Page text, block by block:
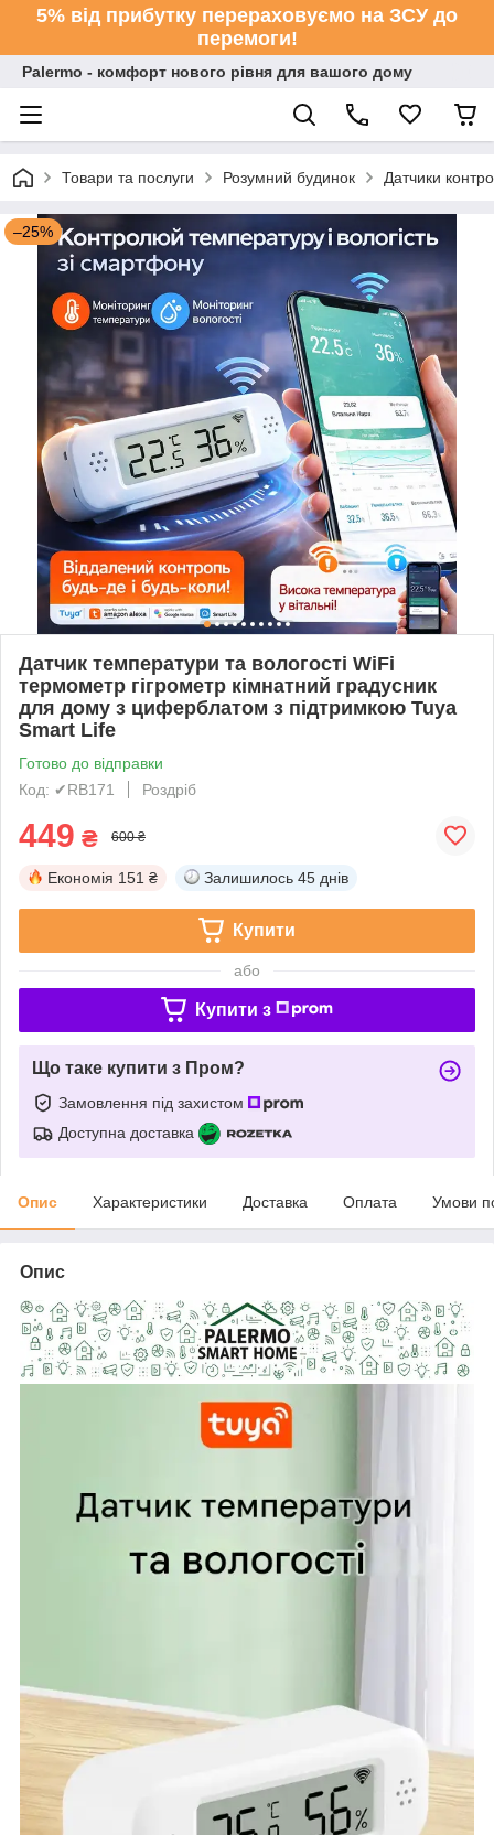
5% від прибутку перераховуємо на ЗСУ до
перемоги!
Palermo - комфорт нового рівня для вашого дому
Товари та послуги Розумний будинок Датчики
–25%
Датчик температури та вологості WiFi
термометр гігрометр кімнатний градусник
для дому з циферблатом з підтримкою Tuya
Smart Life
Готово до відправки
Код: ✔RB171
Роздріб
449 ₴ 600 ₴
Економія 151 ₴ Залишилось 45 днів
Купити
або
Купити з
Що таке купити з Пром?
Замовлення під захистом
Доступна доставка
Опис Характеристики Доставка Оплата Умови
Опис